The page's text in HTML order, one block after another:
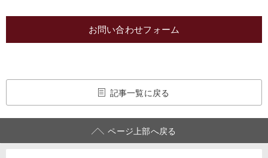
お問い合わせフォーム
記事一覧に戻る
ページ上部へ戻る